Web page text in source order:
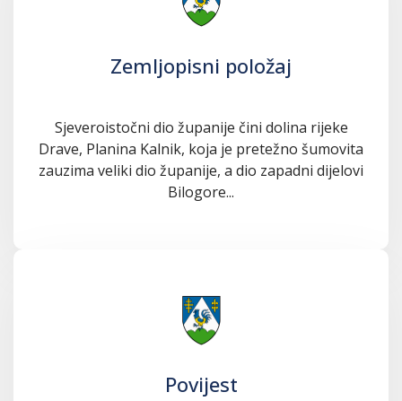
Zemljopisni položaj
Sjeveroistočni dio županije čini dolina rijeke
Drave, Planina Kalnik, koja je pretežno šumovita
zauzima veliki dio županije, a dio zapadni dijelovi
Bilogore...
Povijest